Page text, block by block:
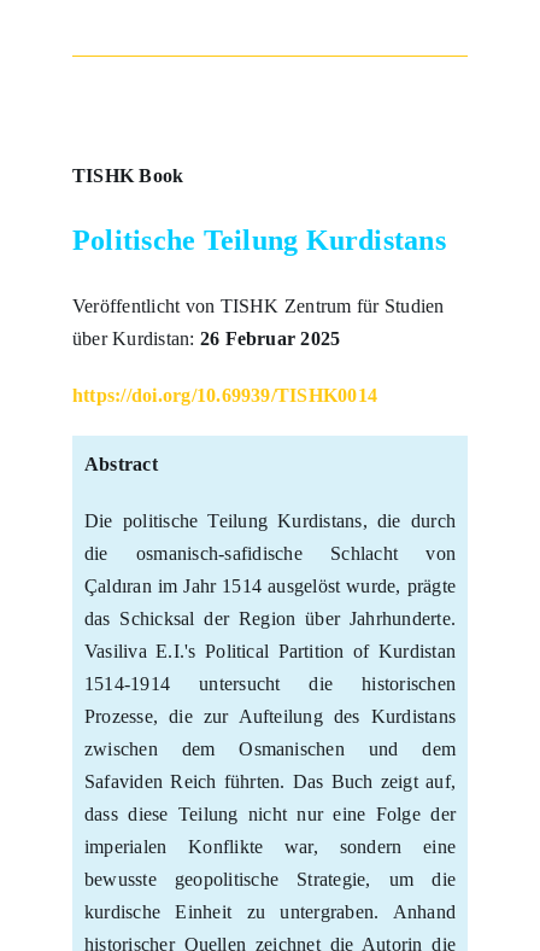
TISHK Book
Politische Teilung Kurdistans
Veröffentlicht von TISHK Zentrum für Studien
über Kurdistan: 26 Februar 2025
https://doi.org/10.69939/TISHK0014
Abstract
Die politische Teilung Kurdistans, die durch
die osmanisch-safidische Schlacht von
Çaldıran im Jahr 1514 ausgelöst wurde, prägte
das Schicksal der Region über Jahrhunderte.
Vasiliva E.I.'s Political Partition of Kurdistan
1514-1914 untersucht die historischen
Prozesse, die zur Aufteilung des Kurdistans
zwischen dem Osmanischen und dem
Safaviden Reich führten. Das Buch zeigt auf,
dass diese Teilung nicht nur eine Folge der
imperialen Konflikte war, sondern eine
bewusste geopolitische Strategie, um die
kurdische Einheit zu untergraben. Anhand
historischer Quellen zeichnet die Autorin die